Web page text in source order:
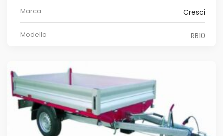
Marca Cresci
Modello RB10